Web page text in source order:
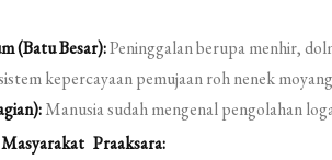
(Batu Besar):Peninggalan berupa menhir,
kepercayaan pemujaan roh nenek
Manusia sudah mengenal pengolahan
Praaksara: